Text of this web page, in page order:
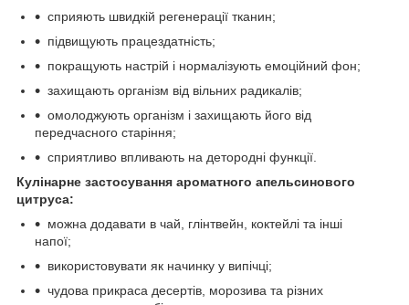
сприяють швидкій регенерації тканин;
підвищують працездатність;
покращують настрій і нормалізують емоційний фон;
захищають організм від вільних радикалів;
омолоджують організм і захищають його від
передчасного старіння;
сприятливо впливають на детородні функції.
Кулінарне застосування ароматного апельсинового
цитруса:
можна додавати в чай, глінтвейн, коктейлі та інші
напої;
використовувати як начинку у випічці;
чудова прикраса десертів, морозива та різних